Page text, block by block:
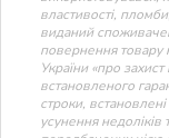
властивості,
виданий
повернення товару
України «про
встановленого
строки,
усунення